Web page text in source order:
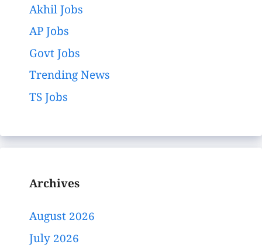
Akhil Jobs
AP Jobs
Govt Jobs
Trending News
TS Jobs
Archives
August 2026
July 2026